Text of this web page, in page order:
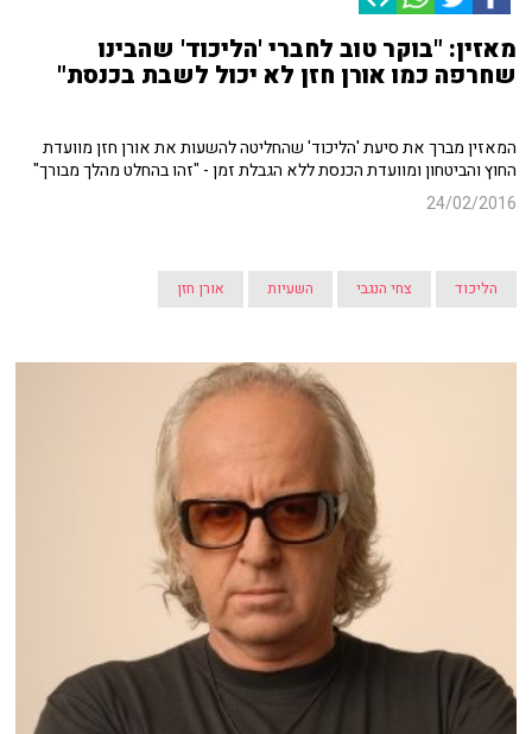
מאזין: "בוקר טוב לחברי 'הליכוד' שהבינו
שחרפה כמו אורן חזן לא יכול לשבת בכנסת"
המאזין מברך את סיעת 'הליכוד' שהחליטה להשעות את אורן חזן מוועדת
החוץ והביטחון ומוועדת הכנסת ללא הגבלת זמן - "זהו בהחלט מהלך מבורך"
24/02/2016
הליכוד צחי הנגבי השעיות אורן חזן